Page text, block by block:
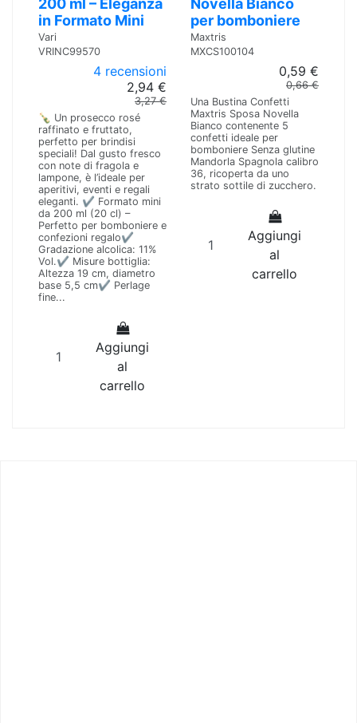
200 ml – Eleganza
in Formato Mini
Vari
VRINC99570
4 recensioni
2,94 €
3,27 €
🍾 Un prosecco rosé
raffinato e fruttato,
perfetto per brindisi
speciali! Dal gusto fresco
con note di fragola e
lampone, è l’ideale per
aperitivi, eventi e regali
eleganti. ✔️ Formato mini
da 200 ml (20 cl) –
Perfetto per bomboniere e
confezioni regalo✔️
Gradazione alcolica: 11%
Vol.✔️ Misure bottiglia:
Altezza 19 cm, diametro
base 5,5 cm✔️ Perlage
fine...
Aggiungi
al
carrello
Novella Bianco
per bomboniere
Maxtris
MXCS100104
0,59 €
0,66 €
Una Bustina Confetti
Maxtris Sposa Novella
Bianco contenente 5
confetti ideale per
bomboniere Senza glutine
Mandorla Spagnola calibro
36, ricoperta da uno
strato sottile di zucchero.
Aggiungi
al
carrello